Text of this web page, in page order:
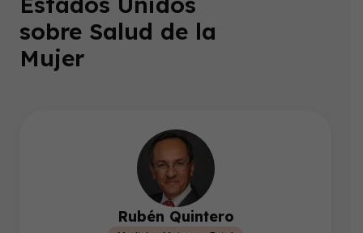
sobre Salud de la
Mujer
Rubén Quintero